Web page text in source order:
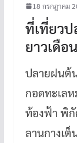
18 กรกฎาคม
ที่เที่ยว
ยาวเดือ
ปลายฝนต้
กอดทะเล
ท้องฟ้า พิกั
ลานกางเ